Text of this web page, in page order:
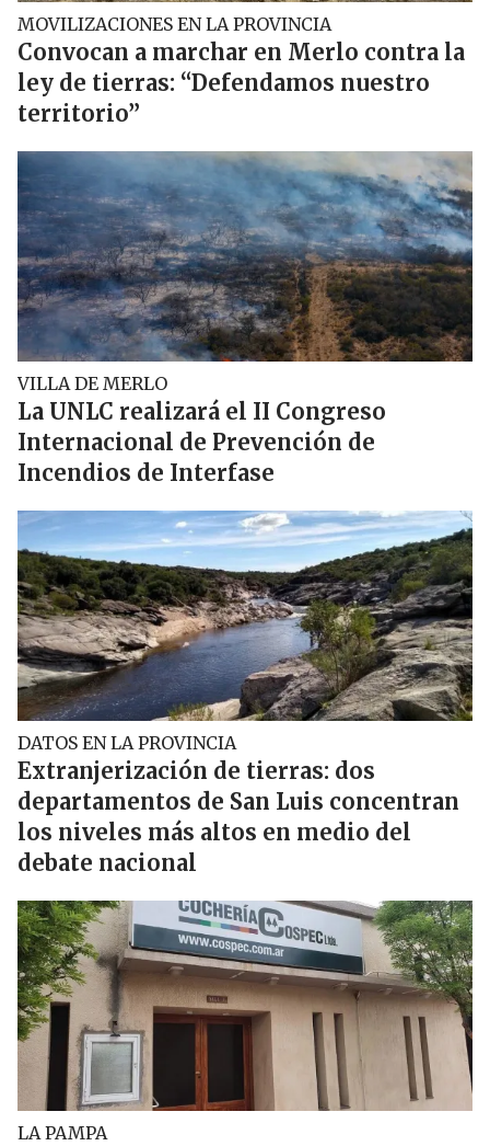
MOVILIZACIONES EN LA PROVINCIA
Convocan a marchar en Merlo contra la
ley de tierras: “Defendamos nuestro
territorio”
VILLA DE MERLO
La UNLC realizará el II Congreso
Internacional de Prevención de
Incendios de Interfase
DATOS EN LA PROVINCIA
Extranjerización de tierras: dos
departamentos de San Luis concentran
los niveles más altos en medio del
debate nacional
LA PAMPA